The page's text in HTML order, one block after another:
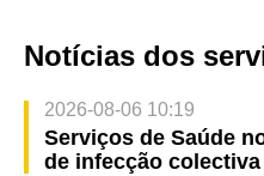
Notícias dos
2026-08-06 10:19
Serviços de Saúde
de infecção colectiva